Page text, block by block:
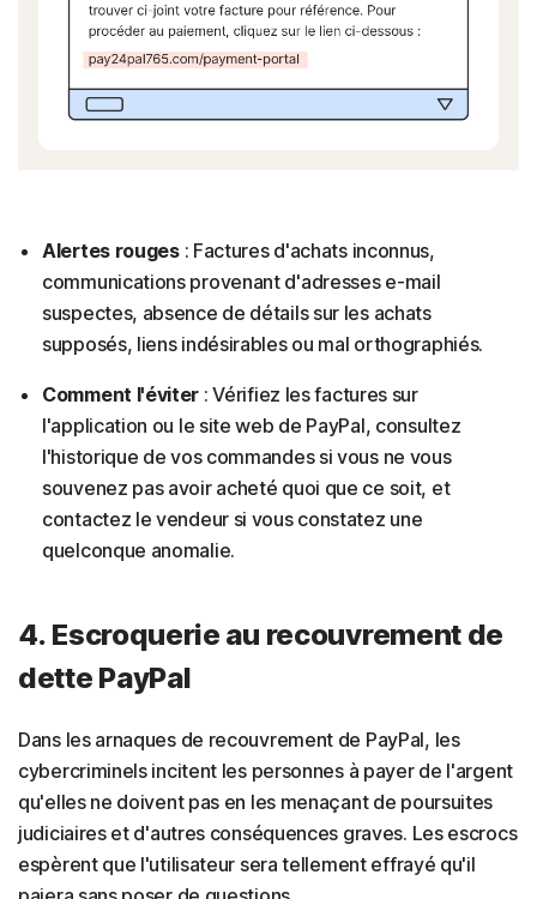
Alertes rouges: Factures d'achats inconnus,
communications provenant d'adresses e-mail
suspectes, absence de détails sur les achats
supposés, liens indésirables ou mal orthographiés.
Comment l'éviter : Vérifiez les factures sur
l'application ou le site web de PayPal, consultez
l'historique de vos commandes si vous ne vous
souvenez pas avoir acheté quoi que ce soit, et
contactez le vendeur si vous constatez une
quelconque anomalie.
4. Escroquerie au recouvrement de
dette PayPal
Dans les arnaques de recouvrement de PayPal, les
cybercriminels incitent les personnes à payer de l'argent
qu'elles ne doivent pas en les menaçant de poursuites
judiciaires et d'autres conséquences graves. Les escrocs
espèrent que l'utilisateur sera tellement effrayé qu'il